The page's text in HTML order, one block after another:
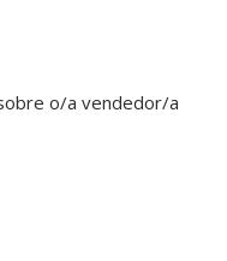
o/a vendedor/a